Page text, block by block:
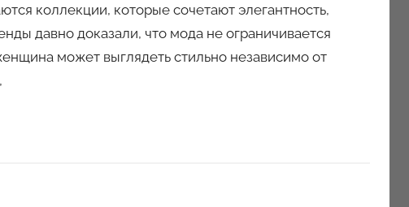
коллекции, которые сочетают элегантность,
давно доказали, что мода не ограничивается
может выглядеть стильно независимо от